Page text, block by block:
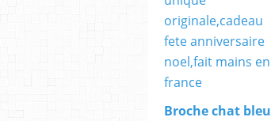
Broche chat bleu